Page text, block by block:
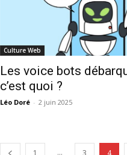
Culture Web
Les voice bots
c’est quoi ?
Léo Doré - 2 juin 2025
...